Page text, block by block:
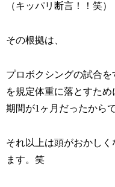
（キッパリ断言！！笑）
その根拠は、
プロボクシングの試合
を規定体重に落とすため
期間が1ヶ月だったからで
それ以上は頭がおかしく
ます。笑